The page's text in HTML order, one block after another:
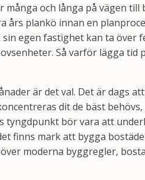
och långa på vägen till
års plankö innan en
egen fastighet kan ta över
Så varför lägga tid
är det val. Det är dags
dit de bäst behövs,
tyngdpunkt bör vara att
finns mark att bygga
moderna byggregler,